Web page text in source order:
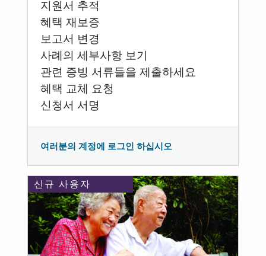
지원서 추적
혜택 재보증
보고서 변경
사례의 세부사항 보기
관련 증빙 서류들을 제출하세요
혜택 교체 요청
신청서 서명
여러분의 계정에 로그인 하십시오
신규 사용자